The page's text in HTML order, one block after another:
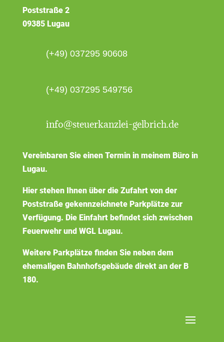
Poststraße 2
09385 Lugau
(+49) 037295 90608
(+49) 037295 549756
info@steuerkanzlei-gelbrich.de
Vereinbaren Sie einen Termin in meinem Büro in
Lugau.
Hier stehen Ihnen über die Zufahrt von der
Poststraße gekennzeichnete Parkplätze zur
Verfügung. Die Einfahrt befindet sich zwischen
Feuerwehr und WGL Lugau.
Weitere Parkplätze finden Sie neben dem
ehemaligen Bahnhofsgebäude direkt an der B
180.